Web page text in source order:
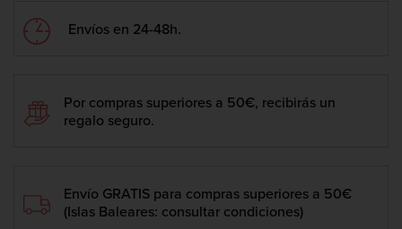
Envíos en 24-48h.
Por compras superiores a 50€, recibirás un
regalo seguro.
Envío GRATIS para compras superiores a 50€
(Islas Baleares: consultar condiciones)